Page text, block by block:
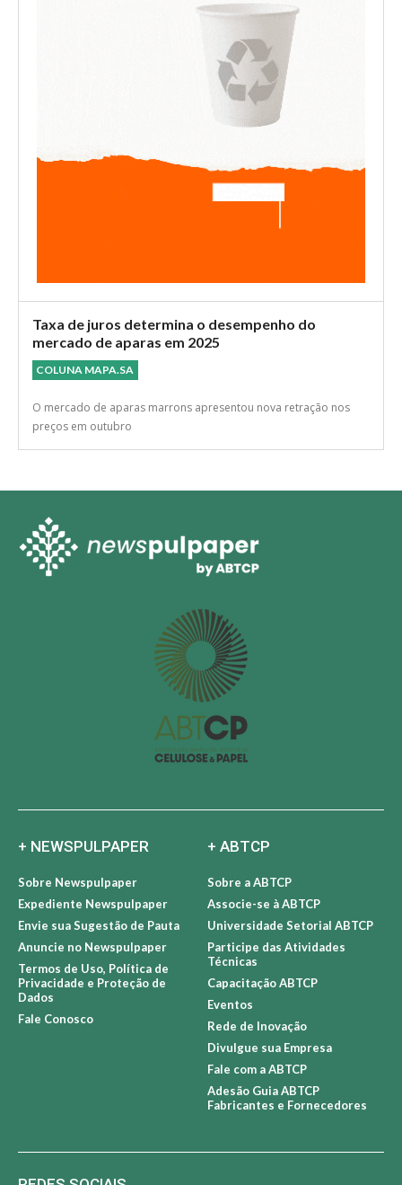
Taxa de juros determina o desempenho do
mercado de aparas em 2025
COLUNA MAPA.SA
O mercado de aparas marrons apresentou nova retração nos
preços em outubro
+ NEWSPULPAPER
Sobre Newspulpaper
Expediente Newspulpaper
Envie sua Sugestão de Pauta
Anuncie no Newspulpaper
Termos de Uso, Política de
Privacidade e Proteção de
Dados
Fale Conosco
+ ABTCP
Sobre a ABTCP
Associe-se à ABTCP
Universidade Setorial ABTCP
Participe das Atividades
Técnicas
Capacitação ABTCP
Eventos
Rede de Inovação
Divulgue sua Empresa
Fale com a ABTCP
Adesão Guia ABTCP
Fabricantes e Fornecedores